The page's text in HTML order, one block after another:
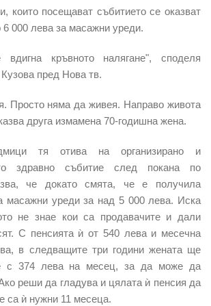
които посещават събитието се оказват
6 000 лева за масажни уреди.
кръвното налягане", споделя
пред Нова тв.
Просто няма да живея. Направо живота
друга измамена 70-годишна жена.
тя отива на организирано и
здравно събитие след покана по
че докато смята, че е получила
масажни уреди за над 5 000 лева. Иска
не знае кои са продавачите и дали
С пенсията ѝ от 540 лева и месечна
в следващите три години жената ще
с 374 лева на месец, за да може да
реши да гладува и цялата ѝ пенсия да
са ѝ нужни 11 месеца.